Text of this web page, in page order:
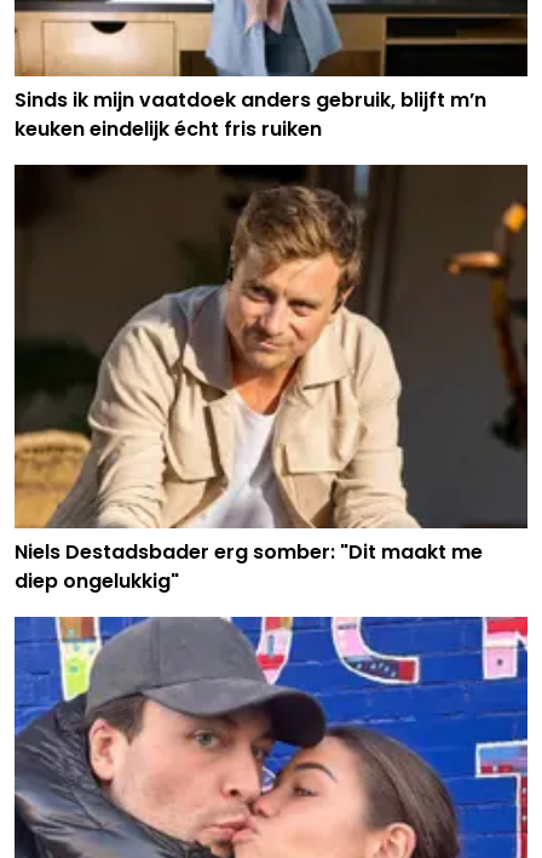
Sinds ik mijn vaatdoek anders gebruik, blijft m’n
keuken eindelijk écht fris ruiken
Niels Destadsbader erg somber: "Dit maakt me
diep ongelukkig"